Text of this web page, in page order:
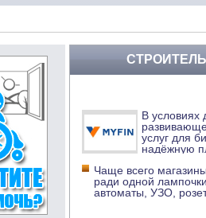
В условиях
услуг для
надёжную
Чаще всего
ради одной
автоматы, УЗО,